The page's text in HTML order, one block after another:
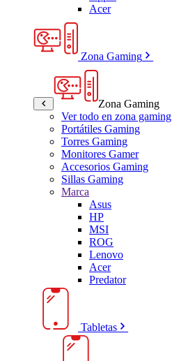
Acer
Zona Gaming
Zona Gaming
Ver todo en zona gaming
Portátiles Gaming
Torres Gaming
Monitores Gamer
Accesorios Gaming
Sillas Gaming
Marca
Asus
HP
MSI
ROG
Lenovo
Acer
Predator
Tabletas